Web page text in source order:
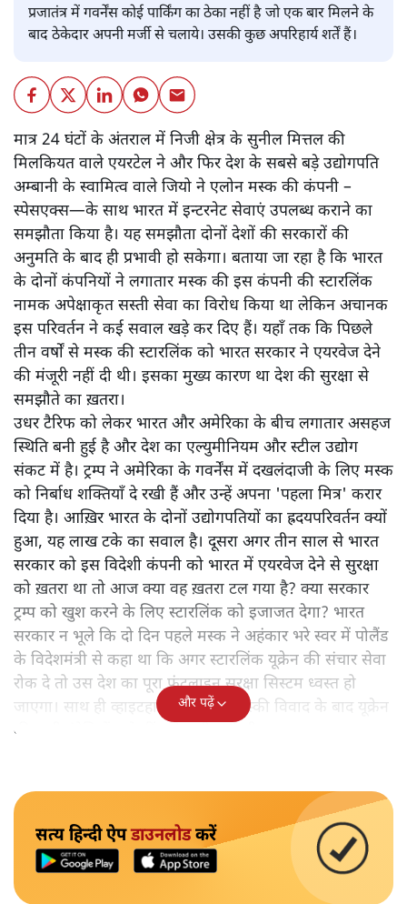
प्रजातंत्र में गवर्नेंस कोई पार्किंग का ठेका नहीं है जो एक बार मिलने के
बाद ठेकेदार अपनी मर्जी से चलाये। उसकी कुछ अपरिहार्य शर्तें हैं।
मात्र 24 घंटों के अंतराल में निजी क्षेत्र के सुनील मित्तल की
मिलकियत वाले एयरटेल ने और फिर देश के सबसे बड़े उद्योगपति
अम्बानी के स्वामित्व वाले जियो ने एलोन मस्क की कंपनी –
स्पेसएक्स—के साथ भारत में इन्टरनेट सेवाएं उपलब्ध कराने का
समझौता किया है। यह समझौता दोनों देशों की सरकारों की
अनुमति के बाद ही प्रभावी हो सकेगा। बताया जा रहा है कि भारत
के दोनों कंपनियों ने लगातार मस्क की इस कंपनी की स्टारलिंक
नामक अपेक्षाकृत सस्ती सेवा का विरोध किया था लेकिन अचानक
इस परिवर्तन ने कई सवाल खड़े कर दिए हैं। यहाँ तक कि पिछले
तीन वर्षों से मस्क की स्टारलिंक को भारत सरकार ने एयरवेज देने
की मंजूरी नहीं दी थी। इसका मुख्य कारण था देश की सुरक्षा से
समझौते का ख़तरा।
उधर टैरिफ को लेकर भारत और अमेरिका के बीच लगातार असहज
स्थिति बनी हुई है और देश का एल्युमीनियम और स्टील उद्योग
संकट में है। ट्रम्प ने अमेरिका के गवर्नेंस में दखलंदाजी के लिए मस्क
को निर्बाध शक्तियाँ दे रखी हैं और उन्हें अपना 'पहला मित्र' करार
दिया है। आख़िर भारत के दोनों उद्योगपतियों का ह्रदयपरिवर्तन क्यों
हुआ, यह लाख टके का सवाल है। दूसरा अगर तीन साल से भारत
सरकार को इस विदेशी कंपनी को भारत में एयरवेज देने से सुरक्षा
को ख़तरा था तो आज क्या वह ख़तरा टल गया है? क्या सरकार
ट्रम्प को खुश करने के लिए स्टारलिंक को इजाजत देगा? भारत
सरकार न भूले कि दो दिन पहले मस्क ने अहंकार भरे स्वर में पोलैंड
के विदेशमंत्री से कहा था कि अगर स्टारलिंक यूक्रेन की संचार सेवा
रोक दे तो उस देश का पूरा फ्रंटलाइन सुरक्षा सिस्टम ध्वस्त हो
जाएगा। साथ ही व्हाइटहाउस में ट्रम्प-जेलेंस्की विवाद के बाद यूक्रेन
की सभी इंटेलिजेंस शेयरिंग रोक दी गयी थी।
और पढ़ें
सत्य हिन्दी ऐपडाउनलोडकरें